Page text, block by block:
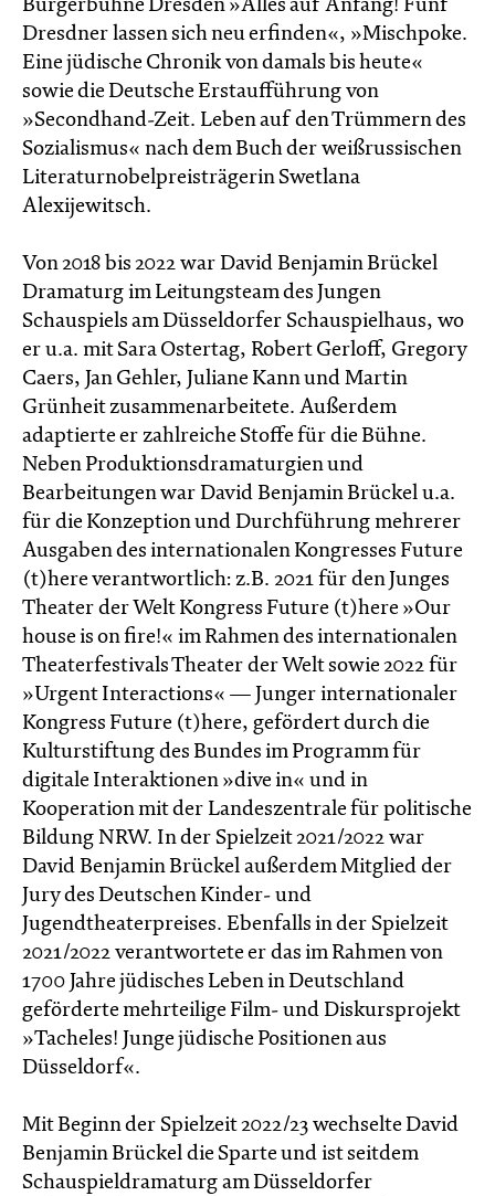
Bürgerbühne Dresden »Alles auf Anfang! Fünf
Dresdner lassen sich neu erfinden«, »Mischpoke.
Eine jüdische Chronik von damals bis heute«
sowie die Deutsche Erstaufführung von
»Secondhand-Zeit. Leben auf den Trümmern des
Sozialismus« nach dem Buch der weißrussischen
Literaturnobelpreisträgerin Swetlana
Alexijewitsch.
Von 2018 bis 2022 war David Benjamin Brückel
Dramaturg im Leitungsteam des Jungen
Schauspiels am Düsseldorfer Schauspielhaus, wo
er u.a. mit Sara Ostertag, Robert Gerloff, Gregory
Caers, Jan Gehler, Juliane Kann und Martin
Grünheit zusammenarbeitete. Außerdem
adaptierte er zahlreiche Stoffe für die Bühne.
Neben Produktionsdramaturgien und
Bearbeitungen war David Benjamin Brückel u.a.
für die Konzeption und Durchführung mehrerer
Ausgaben des internationalen Kongresses Future
(t)here verantwortlich: z.B. 2021 für den Junges
Theater der Welt Kongress Future (t)here »Our
house is on fire!« im Rahmen des internationalen
Theaterfestivals Theater der Welt sowie 2022 für
»Urgent Interactions« — Junger internationaler
Kongress Future (t)here, gefördert durch die
Kulturstiftung des Bundes im Programm für
digitale Interaktionen »dive in« und in
Kooperation mit der Landeszentrale für politische
Bildung NRW. In der Spielzeit 2021/2022 war
David Benjamin Brückel außerdem Mitglied der
Jury des Deutschen Kinder- und
Jugendtheaterpreises. Ebenfalls in der Spielzeit
2021/2022 verantwortete er das im Rahmen von
1700 Jahre jüdisches Leben in Deutschland
geförderte mehrteilige Film- und Diskursprojekt
»Tacheles! Junge jüdische Positionen aus
Düsseldorf«.
Mit Beginn der Spielzeit 2022/23 wechselte David
Benjamin Brückel die Sparte und ist seitdem
Schauspieldramaturg am Düsseldorfer